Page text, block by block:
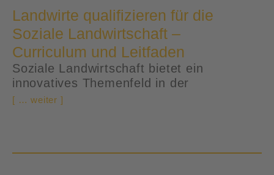
Landwirte qualifizieren für die
Soziale Landwirtschaft –
Curriculum und Leitfaden
Soziale Landwirtschaft bietet ein
innovatives Themenfeld in der
[ … weiter ]